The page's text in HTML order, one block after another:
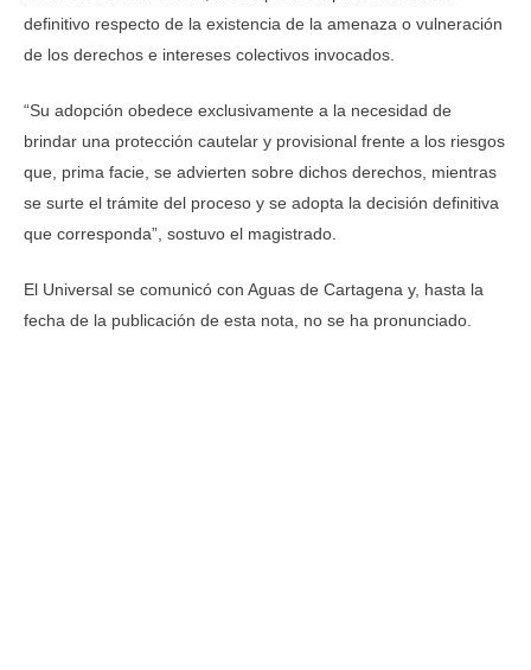
definitivo respecto de la existencia de la amenaza o vulneración
de los derechos e intereses colectivos invocados.
“Su adopción obedece exclusivamente a la necesidad de
brindar una protección cautelar y provisional frente a los riesgos
que, prima facie, se advierten sobre dichos derechos, mientras
se surte el trámite del proceso y se adopta la decisión definitiva
que corresponda”, sostuvo el magistrado.
El Universal se comunicó con Aguas de Cartagena y, hasta la
fecha de la publicación de esta nota, no se ha pronunciado.